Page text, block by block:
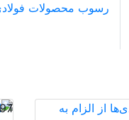
رسوب محصولات
1 دقیقه و 27 ثانیه